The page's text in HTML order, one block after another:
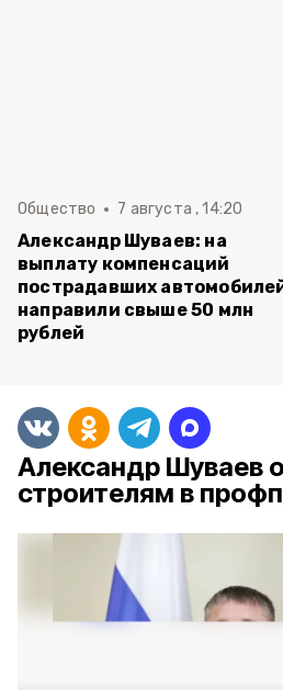
Общество 7 августа , 14:20
Александр Шуваев: на
выплату компенсаций
пострадавших
направили свыше 50 млн
рублей
Александр Шуваев
строителям в